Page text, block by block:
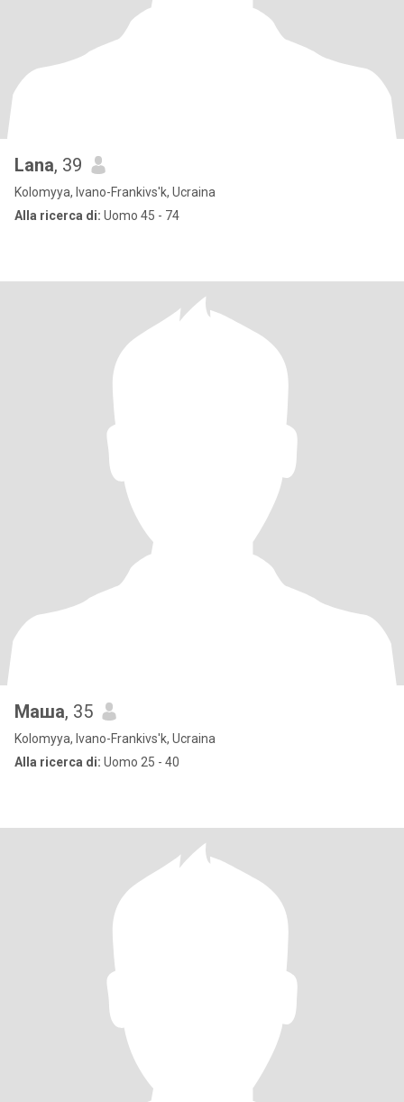
Lana, 39
Kolomyya, Ivano-Frankivs'k, Ucraina
Alla ricerca di: Uomo 45 - 74
Маша, 35
Kolomyya, Ivano-Frankivs'k, Ucraina
Alla ricerca di: Uomo 25 - 40